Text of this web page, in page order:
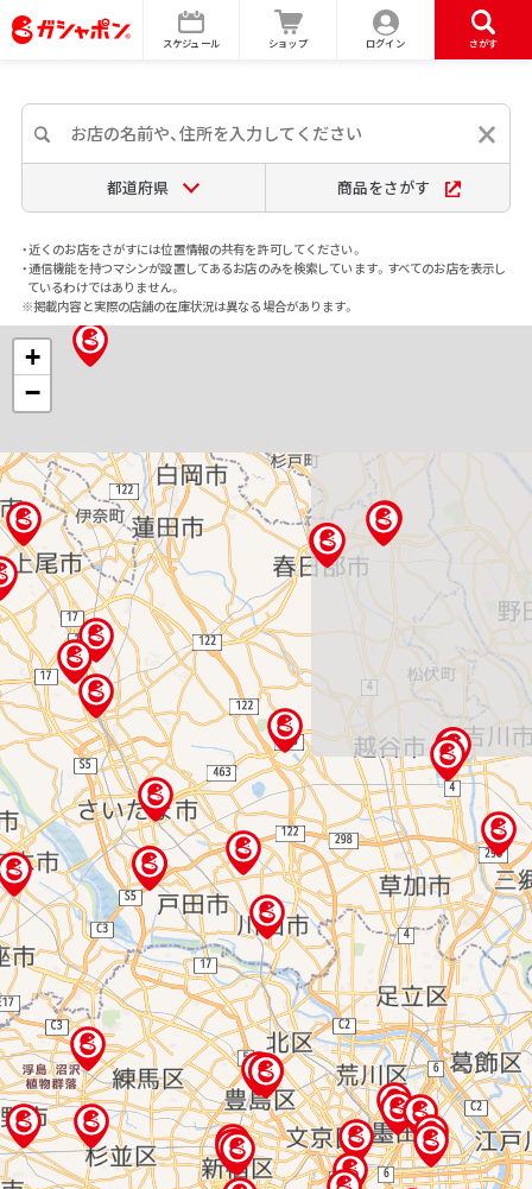
スケジュール ショップ ログイン さがす
都道府県 商品をさがす
・近くのお店をさがすには位置情報の共有を許可してください。
・通信機能を持つマシンが設置してあるお店のみを検索しています。すべてのお店を表示し
ているわけではありません。
※掲載内容と実際の店舗の在庫状況は異なる場合があります。
+
−